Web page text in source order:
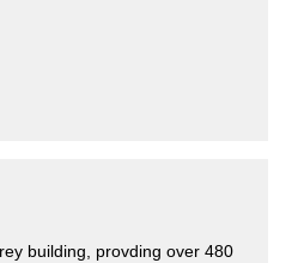
building, provding over 480